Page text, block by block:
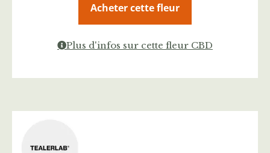
Acheter cette fleur
Plus d'infos sur cette fleur CBD